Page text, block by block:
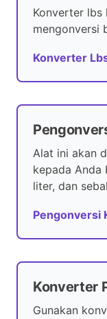
Konverter lbs
mengonversi
Konverter
Alat ini akan
kepada Anda
liter, dan
Pengonversi
Konverter
Gunakan